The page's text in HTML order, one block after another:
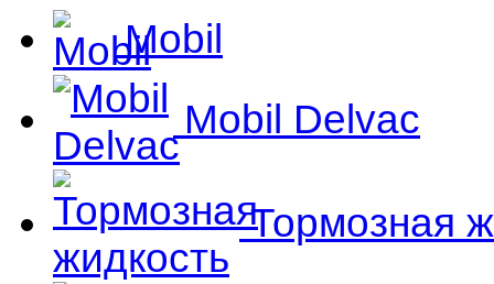
Mobil
Mobil Delvac
Тормозная